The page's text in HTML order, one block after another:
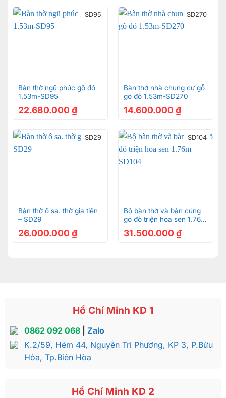
SD95
Bàn thờ ngũ phúc gõ đỏ
1.53m-SD95
22.680.000 ₫
SD270
Bàn thờ nhà chung cư gỗ
gõ đỏ 1.53m-SD270
14.600.000 ₫
SD29
Bàn thờ ô sa. thờ gia tiên
– SD29
26.000.000 ₫
SD104
Bộ bàn thờ và bàn cúng
gõ đỏ triện hoa sen 1.76m
31.500.000 ₫
Hồ Chí Minh KD 1
0862 092 068| Zalo
K.2/59, Hẻm 44, Nguyễn Tri Phương, KP 3, P.Bửu
Hòa, Tp.Biên Hòa
Hồ Chí Minh KD 2